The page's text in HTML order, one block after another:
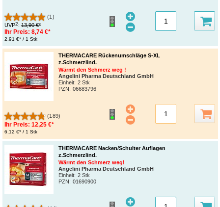
(1)
UVP2: 13,90 €*
Ihr Preis: 8,74 €*
2,91 €* / 1 Stk
THERMACARE Rückenumschläge S-XL
z.Schmerzlind.
Wärmt den Schmerz weg !
Angelini Pharma Deutschland GmbH
Einheit: 2 Stk
PZN: 06683796
(189)
Ihr Preis: 12,25 €*
6,12 €* / 1 Stk
THERMACARE Nacken/Schulter Auflagen
z.Schmerzlind.
Wärmt den Schmerz weg!
Angelini Pharma Deutschland GmbH
Einheit: 2 Stk
PZN: 01690900